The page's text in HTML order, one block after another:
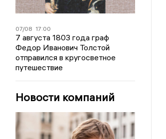
07/08 17:00
7 августа 1803 года граф
Федор Иванович Толстой
отправился в кругосветное
путешествие
Новости компаний